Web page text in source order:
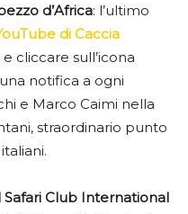
d’Africa: l’ultimo
di Caccia
cliccare sull’icona
notifica a ogni
e Marco Caimi nella
straordinario punto
Safari Club International